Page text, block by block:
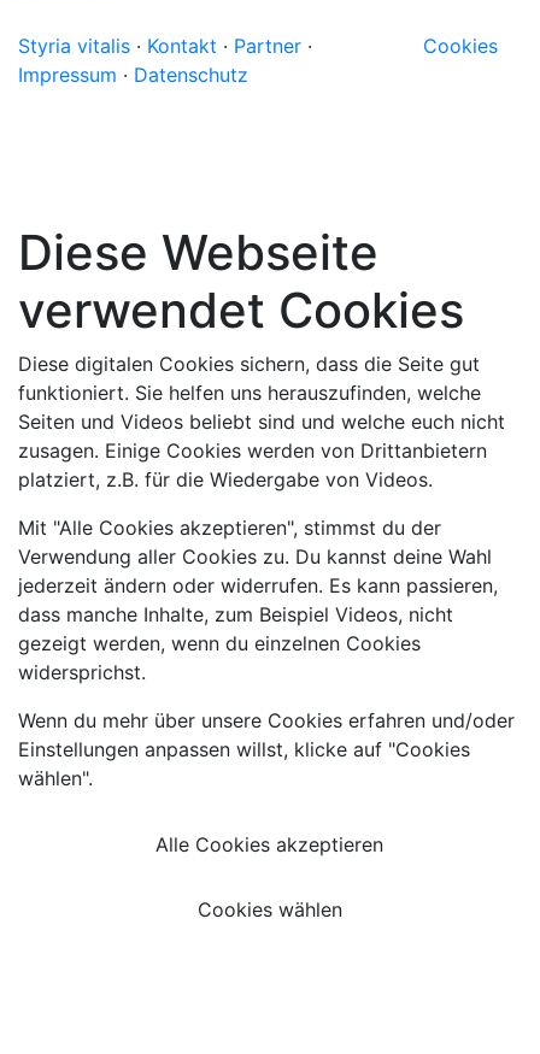
Styria vitalis · Kontakt · Partner ·
Impressum · Datenschutz
Cookies
Diese Webseite
verwendet Cookies
Diese digitalen Cookies sichern, dass die Seite gut
funktioniert. Sie helfen uns herauszufinden, welche
Seiten und Videos beliebt sind und welche euch nicht
zusagen. Einige Cookies werden von Drittanbietern
platziert, z.B. für die Wiedergabe von Videos.
Mit "Alle Cookies akzeptieren", stimmst du der
Verwendung aller Cookies zu. Du kannst deine Wahl
jederzeit ändern oder widerrufen. Es kann passieren,
dass manche Inhalte, zum Beispiel Videos, nicht
gezeigt werden, wenn du einzelnen Cookies
widersprichst.
Wenn du mehr über unsere Cookies erfahren und/oder
Einstellungen anpassen willst, klicke auf "Cookies
wählen".
Alle Cookies akzeptieren
Cookies wählen